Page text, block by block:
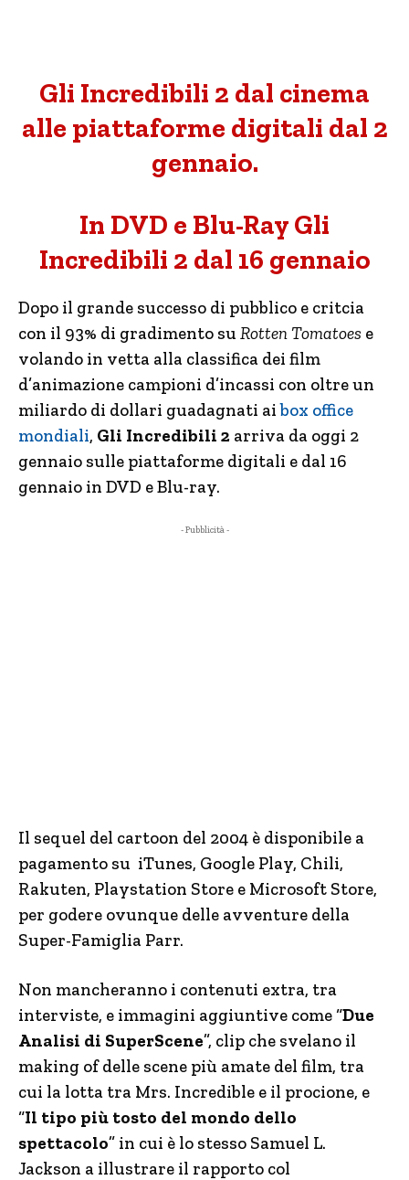
Gli Incredibili 2 dal cinema
alle piattaforme digitali dal 2
gennaio.
In DVD e Blu-Ray Gli
Incredibili 2 dal 16 gennaio
Dopo il grande successo di pubblico e critcia
con il 93% di gradimento su Rotten Tomatoes e
volando in vetta alla classifica dei film
d’animazione campioni d’incassi con oltre un
miliardo di dollari guadagnati aibox office
mondiali, Gli Incredibili 2 arriva da oggi 2
gennaio sulle piattaforme digitali e dal 16
gennaio in DVD e Blu-ray.
- Pubblicità -
Il sequel del cartoon del 2004 è disponibile a
pagamento su iTunes, Google Play, Chili,
Rakuten, Playstation Store e Microsoft Store,
per godere ovunque delle avventure della
Super-Famiglia Parr.
Non mancheranno i contenuti extra, tra
interviste, e immagini aggiuntive come “Due
Analisi di SuperScene”, clip che svelano il
making of delle scene più amate del film, tra
cui la lotta tra Mrs. Incredible e il procione, e
“Il tipo più tosto del mondo dello
spettacolo” in cui è lo stesso Samuel L.
Jackson a illustrare il rapporto col